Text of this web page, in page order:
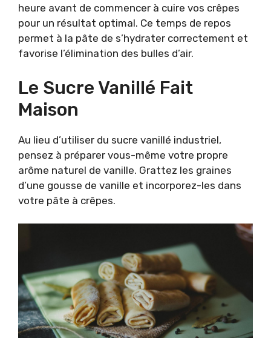
heure avant de commencer à cuire vos crêpes
pour un résultat optimal. Ce temps de repos
permet à la pâte de s’hydrater correctement et
favorise l’élimination des bulles d’air.
Le Sucre Vanillé Fait
Maison
Au lieu d’utiliser du sucre vanillé industriel,
pensez à préparer vous-même votre propre
arôme naturel de vanille. Grattez les graines
d’une gousse de vanille et incorporez-les dans
votre pâte à crêpes.